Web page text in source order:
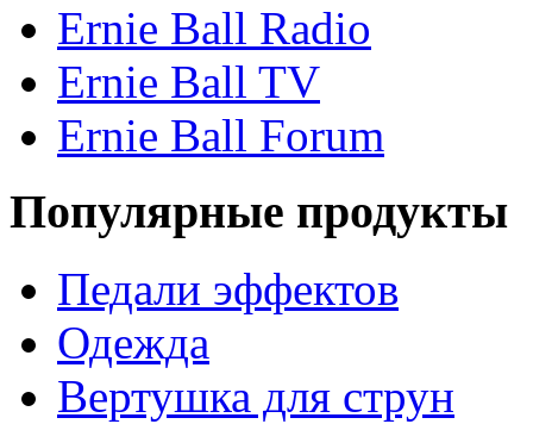
Ernie Ball Radio
Ernie Ball TV
Ernie Ball Forum
Популярные продукты
Педали эффектов
Одежда
Вертушка для струн